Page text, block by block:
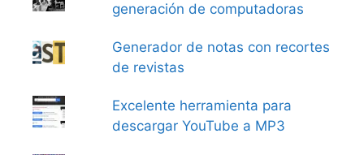
generación de computadoras
Generador de notas con recortes
de revistas
Excelente herramienta para
descargar YouTube a MP3